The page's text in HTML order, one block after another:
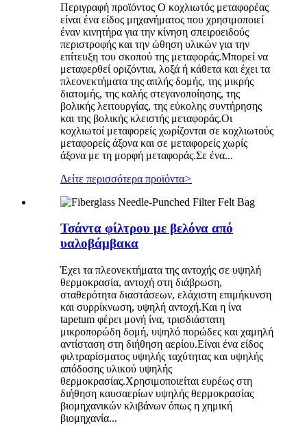
Περιγραφή προϊόντος Ο κοχλιωτός μεταφορέας
είναι ένα είδος μηχανήματος που χρησιμοποιεί
έναν κινητήρα για την κίνηση σπειροειδούς
περιστροφής και την ώθηση υλικών για την
επίτευξη του σκοπού της μεταφοράς.Μπορεί να
μεταφερθεί οριζόντια, λοξά ή κάθετα και έχει τα
πλεονεκτήματα της απλής δομής, της μικρής
διατομής, της καλής στεγανοποίησης, της
βολικής λειτουργίας, της εύκολης συντήρησης
και της βολικής κλειστής μεταφοράς.Οι
κοχλιωτοί μεταφορείς χωρίζονται σε κοχλιωτούς
μεταφορείς άξονα και σε μεταφορείς χωρίς
άξονα με τη μορφή μεταφοράς.Σε ένα...
Δείτε περισσότερα προϊόντα>
Τσάντα φίλτρου με βελόνα από
υαλοβάμβακα
Έχει τα πλεονεκτήματα της αντοχής σε υψηλή
θερμοκρασία, αντοχή στη διάβρωση,
σταθερότητα διαστάσεων, ελάχιστη επιμήκυνση
και συρρίκνωση, υψηλή αντοχή.Και η ίνα
tapetum φέρει μονή ίνα, τρισδιάστατη
μικροπορώδη δομή, υψηλό πορώδες και χαμηλή
αντίσταση στη διήθηση αερίου.Είναι ένα είδος
φιλτραρίσματος υψηλής ταχύτητας και υψηλής
απόδοσης υλικού υψηλής
θερμοκρασίας.Χρησιμοποιείται ευρέως στη
διήθηση καυσαερίων υψηλής θερμοκρασίας
βιομηχανικών κλιβάνων όπως η χημική
βιομηχανία...